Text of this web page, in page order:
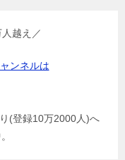
越え／
ンネルは
(登録10万2000人)へ